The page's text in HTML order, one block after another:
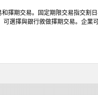
擇期交易。固定期限交易指交割
選擇與銀行敘做擇期交易。企業